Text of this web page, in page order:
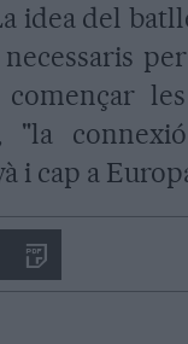
idea del
necessaris
"la
i cap a
Envia
un